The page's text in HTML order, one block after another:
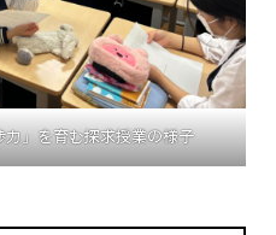
」を育む探求授業の様子